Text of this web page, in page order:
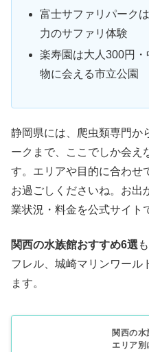
富士サファリパーク
力のサファリ体験
楽寿園は大人300円
物に会える市立公園
静岡県には、爬虫類専門か
ークまで、ここでしか会え
す。エリアや目的に合わせ
お過ごしくださいね。お出
業状況・料金を公式サイト
関西の水族館おすすめ6選
フレル、城崎マリンワール
ます。
関西の水
エリア別